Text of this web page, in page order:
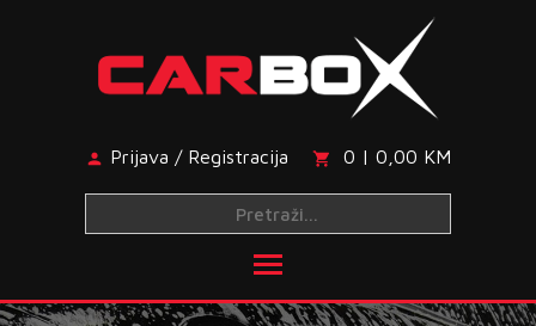
Prijava / Registracija 0 | 0,00 KM